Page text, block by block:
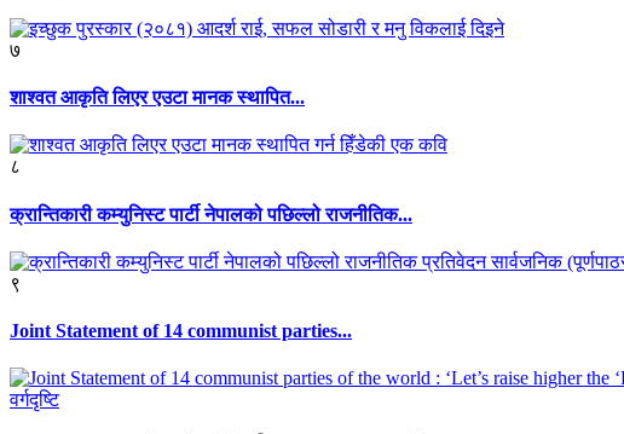
७
शाश्वत आकृति लिएर एउटा मानक स्थापित...
८
क्रान्तिकारी कम्युनिस्ट पार्टी नेपालको पछिल्लो राजनीतिक...
९
Joint Statement of 14 communist parties...
वर्गदृष्टि